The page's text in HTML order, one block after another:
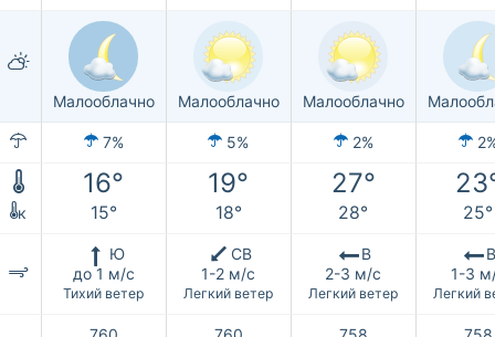
Малооблачно Малооблачно Малооблачно
7% 5% 2%
16° 19° 27°
к 15° 18° 28° 25°
Ю
до 1 м/с
Тихий ветер
СВ
1-2 м/с
Легкий ветер
В
2-3 м/с
Легкий ветер
1-3
Легкий